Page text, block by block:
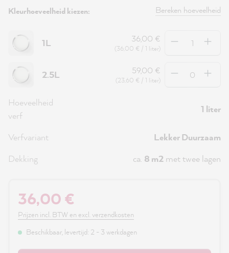
Kleurhoeveelheid kiezen: Bereken hoeveelheid
1L 36,00 €
(36,00 € / 1 liter)
Hoeveelheid
2.5L 59,00 €
(23,60 € / 1 liter)
Hoeveelheid
Hoeveelheid
verf
1 liter
Verfvariant
Lekker Duurzaam
Dekking
ca. 8 m2 met twee lagen
36,00 €
Prijzen incl. BTW en excl. verzendkosten
Beschikbaar, levertijd: 2 - 3 werkdagen